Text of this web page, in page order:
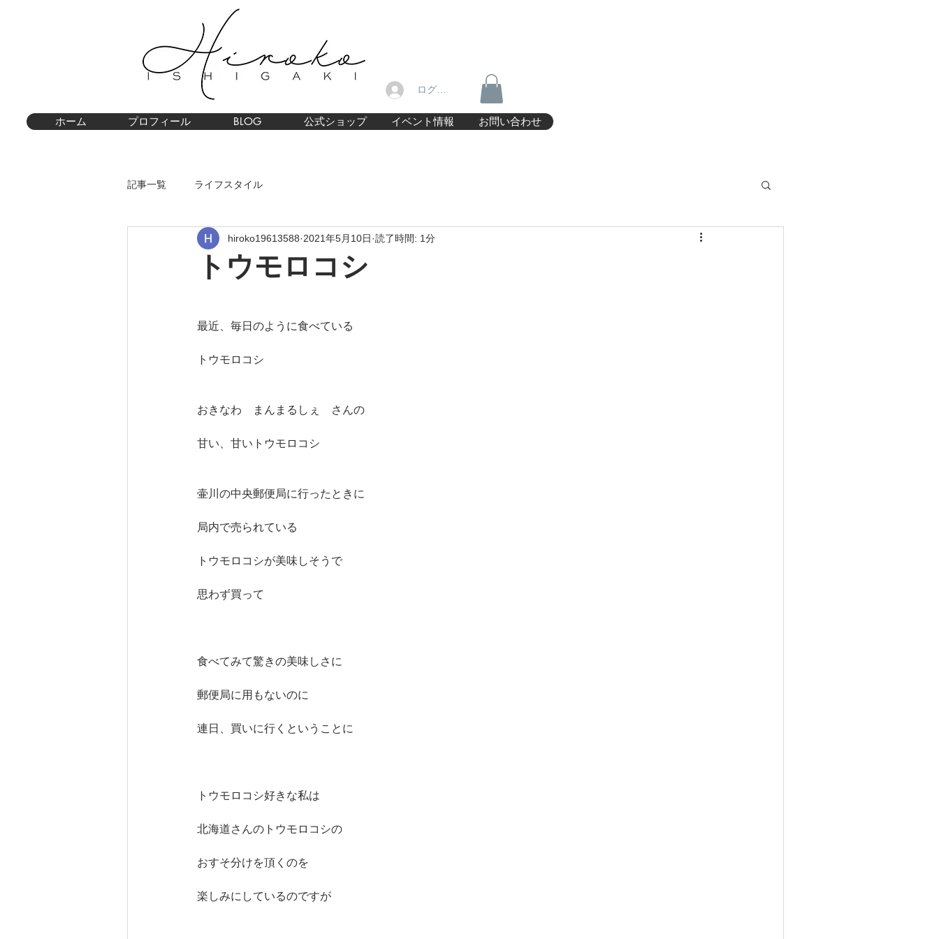
ログイン
ホーム プロフィール BLOG 公式ショップ イベント情報 お問い合わせ
記事一覧 ライフスタイル
トウモロコシ
hiroko19613588 2021年5月10日 読了時間: 1分
最近、毎日のように食べている
トウモロコシ
おきなわ　まんまるしぇ　さんの
甘い、甘いトウモロコシ
壷川の中央郵便局に行ったときに
局内で売られている
トウモロコシが美味しそうで
思わず買って
食べてみて驚きの美味しさに
郵便局に用もないのに
連日、買いに行くということに
トウモロコシ好きな私は
北海道さんのトウモロコシの
おすそ分けを頂くのを
楽しみにしているのですが